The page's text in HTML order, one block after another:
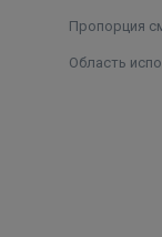
Пропорция
Область